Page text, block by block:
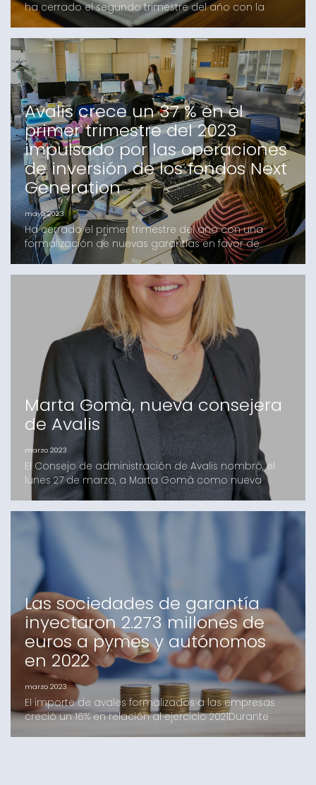
ha cerrado el segundo trimestre del año con la
formalización de nuevas garantías a favor de
autónomos y pymes por valor de 55,6 millones de
euros, con 496 operaciones que han avalado 292
clientes. En el segundo trimestre del año en curso, las
operaciones de inversión han supuesto un 49%, con
un im
Avalis crece un 37 % en el
primer trimestre del 2023
impulsado por las operaciones
de inversión de los fondos Next
Generation
mayo 2023
Ha cerrado el primer trimestre del año con una
formalización de nuevas garantías en favor de
autónomos y pymes por valor de 46,5 millones de
euros, con 361 operaciones que han avalado a 275
clientes.Estas cifras suponen un incremento del 37,4%
respecto al mismo período de 2022. En el primer
trimestre del año en curso, las operaciones de
inversión h
Marta Gomà, nueva consejera
de Avalis
marzo 2023
El Consejo de administración de Avalis nombró, el
lunes 27 de marzo, a Marta Gomà como nueva
consejera de la entidadMarta Gomà, directora
corporativa de Cumplimiento y Control del ICF
desde 2014, ha sido nombrada vocal del consejo de
nombramiento y destacó que afro
Las sociedades de garantía
inyectaron 2.273 millones de
euros a pymes y autónomos
en 2022
marzo 2023
El importe de avales formalizados a las empresas
creció un 16% en relación al ejercicio 2021Durante
2022, las 18 sociedades de garantía recíproca (SGR)